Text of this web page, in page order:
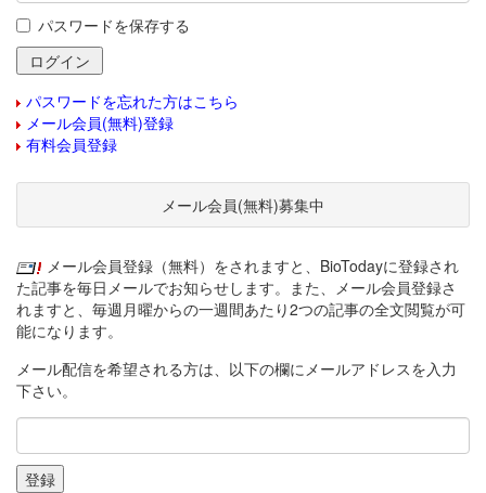
パスワードを保存する
パスワードを忘れた方はこちら
メール会員(無料)登録
有料会員登録
メール会員(無料)募集中
メール会員登録（無料）をされますと、BioTodayに登録され
た記事を毎日メールでお知らせします。また、メール会員登録さ
れますと、毎週月曜からの一週間あたり2つの記事の全文閲覧が可
能になります。
メール配信を希望される方は、以下の欄にメールアドレスを入力
下さい。